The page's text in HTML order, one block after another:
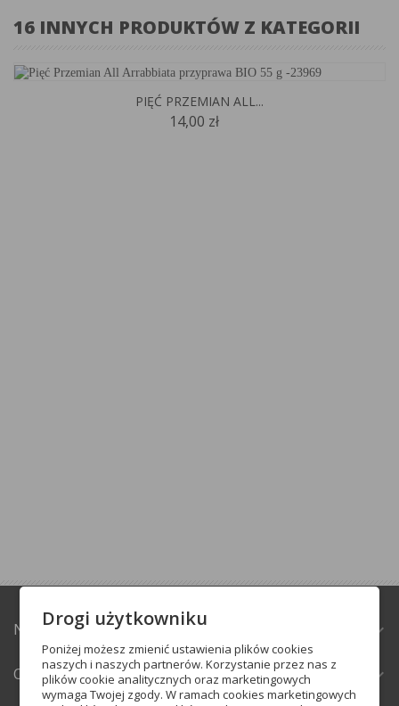
16 INNYCH PRODUKTÓW Z KATEGORII
PIĘĆ PRZEMIAN ALL...
14,00 zł
NATURABAZAR.PL expand_more
OBSŁUGA KLIENTA expand_more
Drogi użytkowniku
Poniżej możesz zmienić ustawienia plików cookies
naszych i naszych partnerów. Korzystanie przez nas z
plików cookie analitycznych oraz marketingowych
wymaga Twojej zgody. W ramach cookies marketingowych